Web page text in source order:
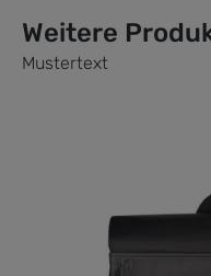
Weitere
Mustertext